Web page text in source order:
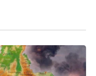
nueve años. Ayala,